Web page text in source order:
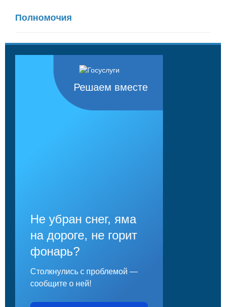
Полномочия
Решаем вместе
Не убран снег, яма
на дороге, не горит
фонарь?
Столкнулись с проблемой —
сообщите о ней!